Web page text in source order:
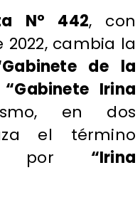
N° 442, con
cambia la
de la
“Gabinete Irina
en dos
el término
por “Irina